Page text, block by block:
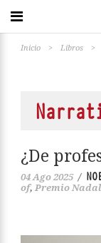
Inicio > Libros >
¿De
04 Ago 2025 /
of, Premio Nadal